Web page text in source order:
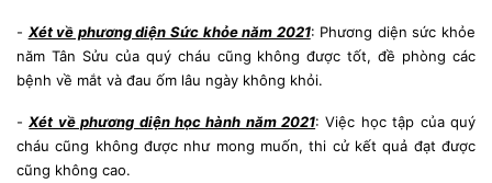
- Xét về phương diện Sức khỏe năm 2021: Phương diện sức khỏe
năm Tân Sửu của quý cháu cũng không được tốt, đề phòng các
bệnh về mắt và đau ốm lâu ngày không khỏi.
-Xét về phương diện học hành năm 2021: Việc học tập của quý
cháu cũng không được như mong muốn, thi cử kết quả đạt được
cũng không cao.